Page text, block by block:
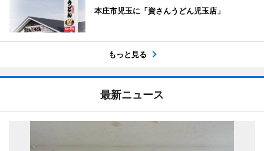
本庄市児玉に「資さんうどん児玉店」
もっと見る
最新ニュース